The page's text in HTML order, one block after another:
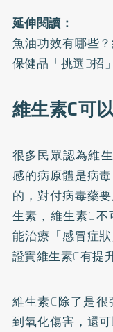
延伸閱讀：
魚油功效有哪些
保健品「挑選3招」
維生素C可
很多民眾認為維
感的病原體是病
的，對付病毒藥
生素，維生素C
能治療「感冒症
證實維生素C有提
維生素C除了是
到氧化傷害，還